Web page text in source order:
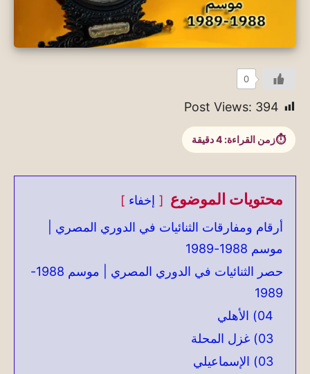
0
Post Views: 394
زمن القراءة: 4دقيقة
محتويات الموضوع
إخفاء
أرقام ومفارقات الثنائيات في الدوري المصري |
موسم 1988-1989
حصر الثنائيات في الدوري المصري | موسم 1988-
1989
04) الأهلي
03) غزل المحلة
03) الإسماعيلي